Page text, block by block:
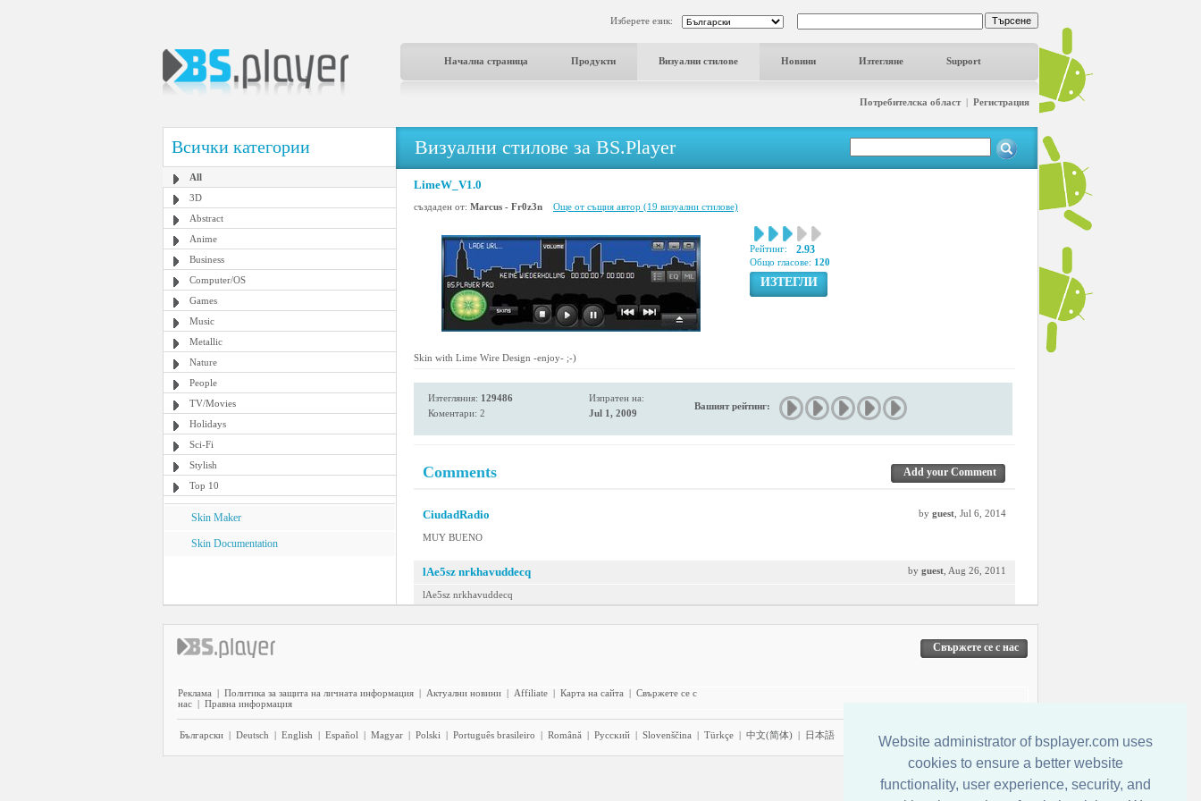
Website administrator of bsplayer.com uses
cookies to ensure a better website
functionality, user experience, security, and
Изберете език:
Начална страница Продукти Визуални стилове Новини Изтегляне Support
Потребителска област| Регистрация
Всички категории
All
3D
Abstract
Anime
Business
Computer/OS
Games
Music
Metallic
Nature
People
TV/Movies
Holidays
Sci-Fi
Stylish
Top 10
Skin Maker
Skin Documentation
Визуални стилове за BS.Player
LimeW_V1.0
създаден от: Marcus - Fr0z3n Още от същия автор (19 визуални стилове)
Рейтинг: 2.93
Общо гласове: 120
ИЗТЕГЛИ
Skin with Lime Wire Design -enjoy- ;-)
Изтегляния: 129486
Коментари: 2
Изпратен на:
Jul 1, 2009
Вашият рейтинг:
Comments Add your Comment
CiudadRadio by guest , Jul 6, 2014
MUY BUENO
lAe5sz nrkhavuddecq by guest , Aug 26, 2011
lAe5sz nrkhavuddecq
Свържете се с нас
Реклама | Политика за защита на личната информация | Актуални новини | Affiliate | Карта на сайта | Свържете се с
нас | Правна информация
Български | Deutsch | English | Español | Magyar | Polski | Português brasileiro | Română | Pyccĸий | Slovenščina | Türkçe | 中文(简体) | 日本語